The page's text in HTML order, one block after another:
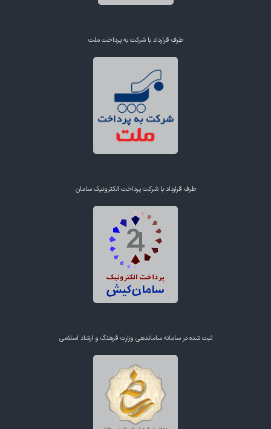
طرف قرارداد با شرکت به پرداخت ملت
طرف قرارداد با شرکت پرداخت الکترونیک سامان
ثبت شده در سامانه ساماندهی وزارت فرهنگ و ارشاد اسلامی